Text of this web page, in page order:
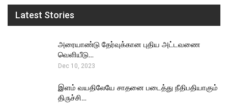
Latest Stories
அரையாண்டு தேர்வுக்கான புதிய அட்டவணை
வெளியீடு…
Dec 10, 2023
இளம் வயதிலேயே சாதனை படைத்து நீதிபதியாகும்
திருச்சி…